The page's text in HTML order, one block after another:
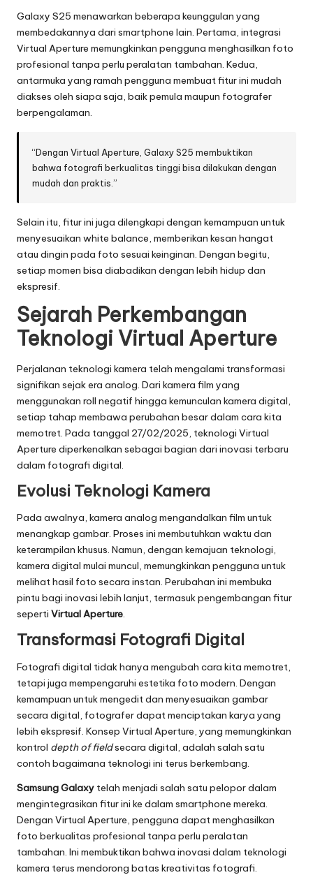
Galaxy S25 menawarkan beberapa keunggulan yang
membedakannya dari smartphone lain. Pertama, integrasi
Virtual Aperture memungkinkan pengguna menghasilkan foto
profesional tanpa perlu peralatan tambahan. Kedua,
antarmuka yang ramah pengguna membuat fitur ini mudah
diakses oleh siapa saja, baik pemula maupun fotografer
berpengalaman.
“Dengan Virtual Aperture, Galaxy S25 membuktikan
bahwa fotografi berkualitas tinggi bisa dilakukan dengan
mudah dan praktis.”
Selain itu, fitur ini juga dilengkapi dengan kemampuan untuk
menyesuaikan white balance, memberikan kesan hangat
atau dingin pada foto sesuai keinginan. Dengan begitu,
setiap momen bisa diabadikan dengan lebih hidup dan
ekspresif.
Sejarah Perkembangan
Teknologi Virtual Aperture
Perjalanan teknologi kamera telah mengalami transformasi
signifikan sejak era analog. Dari kamera film yang
menggunakan roll negatif hingga kemunculan kamera digital,
setiap tahap membawa perubahan besar dalam cara kita
memotret. Pada tanggal 27/02/2025, teknologi Virtual
Aperture diperkenalkan sebagai bagian dari inovasi terbaru
dalam fotografi digital.
Evolusi Teknologi Kamera
Pada awalnya, kamera analog mengandalkan film untuk
menangkap gambar. Proses ini membutuhkan waktu dan
keterampilan khusus. Namun, dengan kemajuan teknologi,
kamera digital mulai muncul, memungkinkan pengguna untuk
melihat hasil foto secara instan. Perubahan ini membuka
pintu bagi inovasi lebih lanjut, termasuk pengembangan fitur
seperti Virtual Aperture.
Transformasi Fotografi Digital
Fotografi digital tidak hanya mengubah cara kita memotret,
tetapi juga mempengaruhi estetika foto modern. Dengan
kemampuan untuk mengedit dan menyesuaikan gambar
secara digital, fotografer dapat menciptakan karya yang
lebih ekspresif. Konsep Virtual Aperture, yang memungkinkan
kontrol depth of fieldsecara digital, adalah salah satu
contoh bagaimana teknologi ini terus berkembang.
Samsung Galaxy telah menjadi salah satu pelopor dalam
mengintegrasikan fitur ini ke dalam smartphone mereka.
Dengan Virtual Aperture, pengguna dapat menghasilkan
foto berkualitas profesional tanpa perlu peralatan
tambahan. Ini membuktikan bahwa inovasi dalam teknologi
kamera terus mendorong batas kreativitas fotografi.